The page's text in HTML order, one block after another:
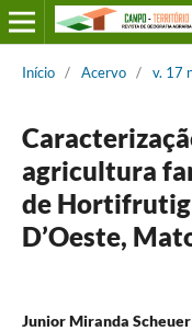
Início / Acervo / v. 17
agricultura
de
D’Oeste,
Junior Miranda Scheuer